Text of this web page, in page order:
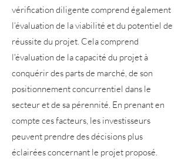
vérification diligente comprend également
l’évaluation de la viabilité et du potentiel de
réussite du projet. Cela comprend
l'évaluation de la capacité du projet à
conquérir des parts de marché, de son
positionnement concurrentiel dans le
secteur et de sa pérennité. En prenant en
compte ces facteurs, les investisseurs
peuvent prendre des décisions plus
éclairées concernant le projet proposé.